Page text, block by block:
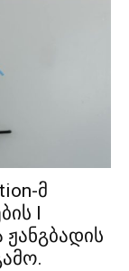
მ
I
ჟანგბადის